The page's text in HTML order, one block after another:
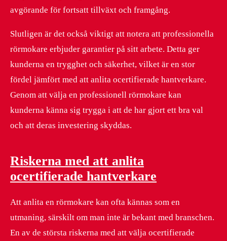
avgörande för fortsatt tillväxt och framgång.
Slutligen är det också viktigt att notera att professionella
rörmokare erbjuder garantier på sitt arbete. Detta ger
kunderna en trygghet och säkerhet, vilket är en stor
fördel jämfört med att anlita ocertifierade hantverkare.
Genom att välja en professionell rörmokare kan
kunderna känna sig trygga i att de har gjort ett bra val
och att deras investering skyddas.
Riskerna med att anlita
ocertifierade hantverkare
Att anlita en rörmokare kan ofta kännas som en
utmaning, särskilt om man inte är bekant med branschen.
En av de största riskerna med att välja ocertifierade